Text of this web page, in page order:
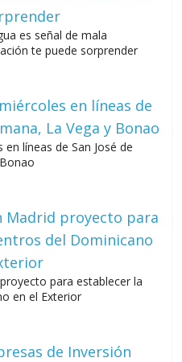
de los políticos de
es señal de mala
te puede sorprender
líneas de San José de
para establecer la
en el Exterior